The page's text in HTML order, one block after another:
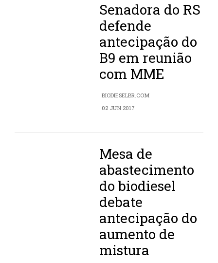
Senadora do RS
defende
antecipação do
B9 em reunião
com MME
BIODIESELBR.COM
02 JUN 2017
Mesa de
abastecimento
do biodiesel
debate
antecipação do
aumento de
mistura